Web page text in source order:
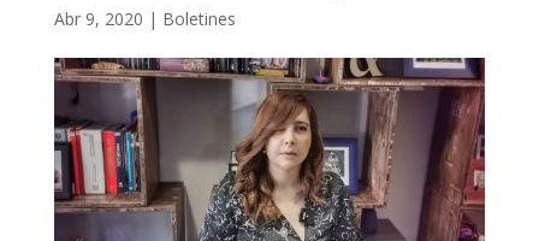
Abr 9, 2020 | Boletines